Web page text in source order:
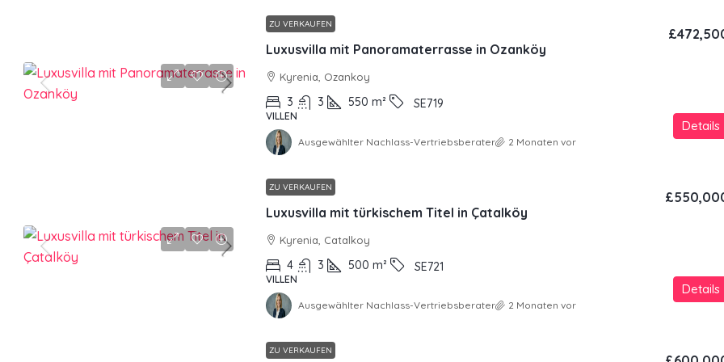
ZU VERKAUFEN
Luxusvilla mit Panoramaterrasse in Ozanköy
Kyrenia, Ozankoy
3 3 550 m² SE719
VILLEN
Details
Ausgewählter Nachlass-Vertriebsberater 2 Monaten vor
ZU VERKAUFEN
Luxusvilla mit türkischem Titel in Çatalköy
Kyrenia, Catalkoy
4 3 500 m² SE721
VILLEN
Details
Ausgewählter Nachlass-Vertriebsberater 2 Monaten vor
ZU VERKAUFEN